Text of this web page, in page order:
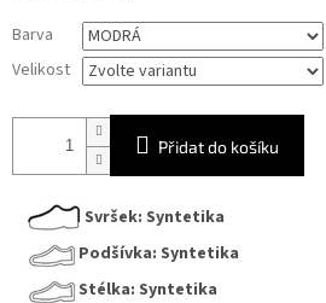
cena:
Barva
Velikost
Přidat do košíku
Svršek: Syntetika
Podšívka: Syntetika
Stélka: Syntetika